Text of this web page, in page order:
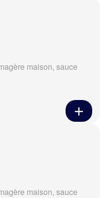
maison, sauce
maison, sauce